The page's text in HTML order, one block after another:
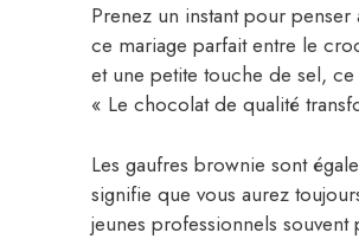
Prenez un instant pour
ce mariage parfait entre le
et une petite touche de sel,
« Le chocolat de qualité
Les gaufres brownie sont
signifie que vous aurez
jeunes professionnels souvent